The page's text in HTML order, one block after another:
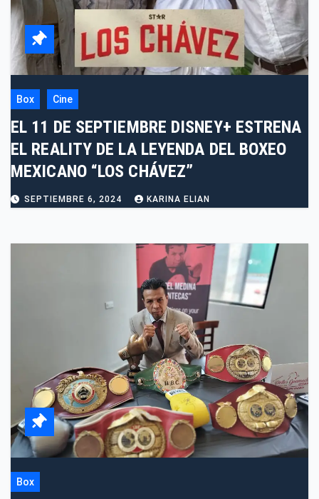
Box Cine
EL 11 DE SEPTIEMBRE DISNEY+ ESTRENA
EL REALITY DE LA LEYENDA DEL BOXEO
MEXICANO “LOS CHÁVEZ”
SEPTIEMBRE 6, 2024 KARINA ELIAN
Box